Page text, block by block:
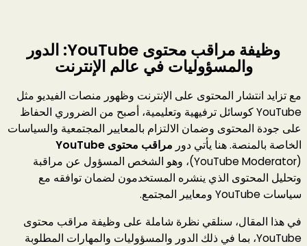
وظيفة مراقب محتوى YouTube: الدور
والمسؤوليات في عالم الإنترنت
مع تزايد انتشار المحتوى على الإنترنت وظهور منصات الفيديو مثل
YouTube كوسائل ترفيهية وتعليمية، أصبح من الضروري الحفاظ
على جودة المحتوى وضمان الالتزام بالمعايير المجتمعية والسياسات
الخاصة بالمنصة. هنا يأتي دور مراقب محتوى YouTube
(YouTube Moderator)، وهو الشخص المسؤول عن مراقبة
وتحليل المحتوى الذي ينشره المستخدمون لضمان توافقه مع
سياسات YouTube ومعايير المجتمع.
في هذا المقال، سنلقي نظرة شاملة على وظيفة مراقب محتوى
YouTube، بما في ذلك الدور والمسؤوليات والمهارات المطلوبة